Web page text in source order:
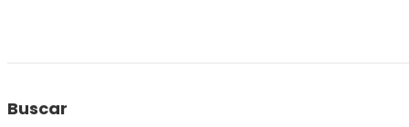
Buscar